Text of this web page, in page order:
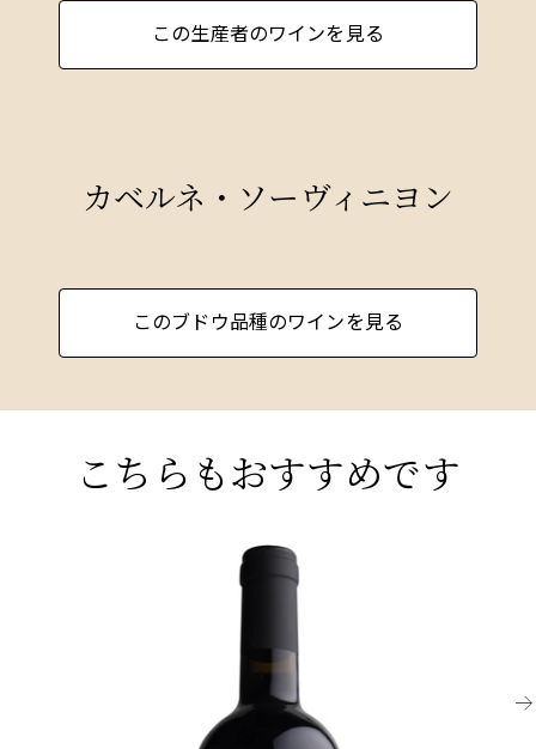
この生産者のワインを見る
カベルネ・ソーヴィニヨン
このブドウ品種のワインを見る
こちらもおすすめです
2021 ベリー・ブラザーズ&ラッド・グッド・オー
ディナリー・クラレット、ドゥルト
¥3,080 (税込) - 750ml